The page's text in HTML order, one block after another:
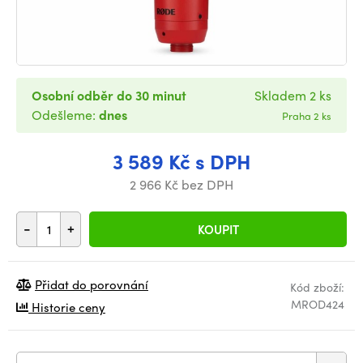
3 589 Kč s DPH
2 966 Kč bez DPH
- + KOUPIT
Osobní odběr do 30 minut
Odešleme: dnes
Skladem 2 ks
Praha 2 ks
Kód zboží:
MROD424
Přidat do porovnání
Historie ceny